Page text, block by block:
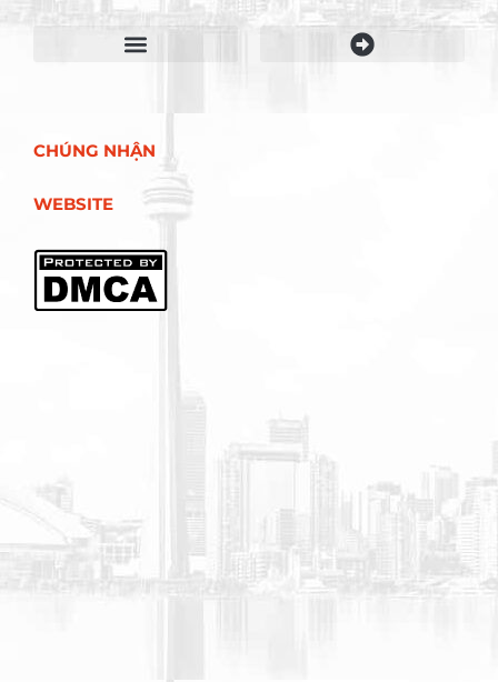
CHÚNG NHẬN
WEBSITE